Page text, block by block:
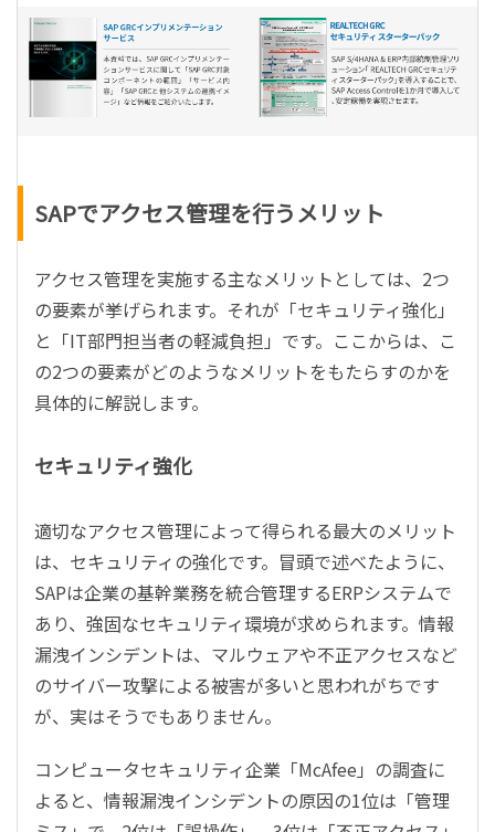
SAPでアクセス管理を行うメリット
アクセス管理を実施する主なメリットとしては、2つ
の要素が挙げられます。それが「セキュリティ強化」
と「IT部門担当者の軽減負担」です。ここからは、こ
の2つの要素がどのようなメリットをもたらすのかを
具体的に解説します。
セキュリティ強化
適切なアクセス管理によって得られる最大のメリット
は、セキュリティの強化です。冒頭で述べたように、
SAPは企業の基幹業務を統合管理するERPシステムで
あり、強固なセキュリティ環境が求められます。情報
漏洩インシデントは、マルウェアや不正アクセスなど
のサイバー攻撃による被害が多いと思われがちです
が、実はそうでもありません。
コンピュータセキュリティ企業「McAfee」の調査に
よると、情報漏洩インシデントの原因の1位は「管理